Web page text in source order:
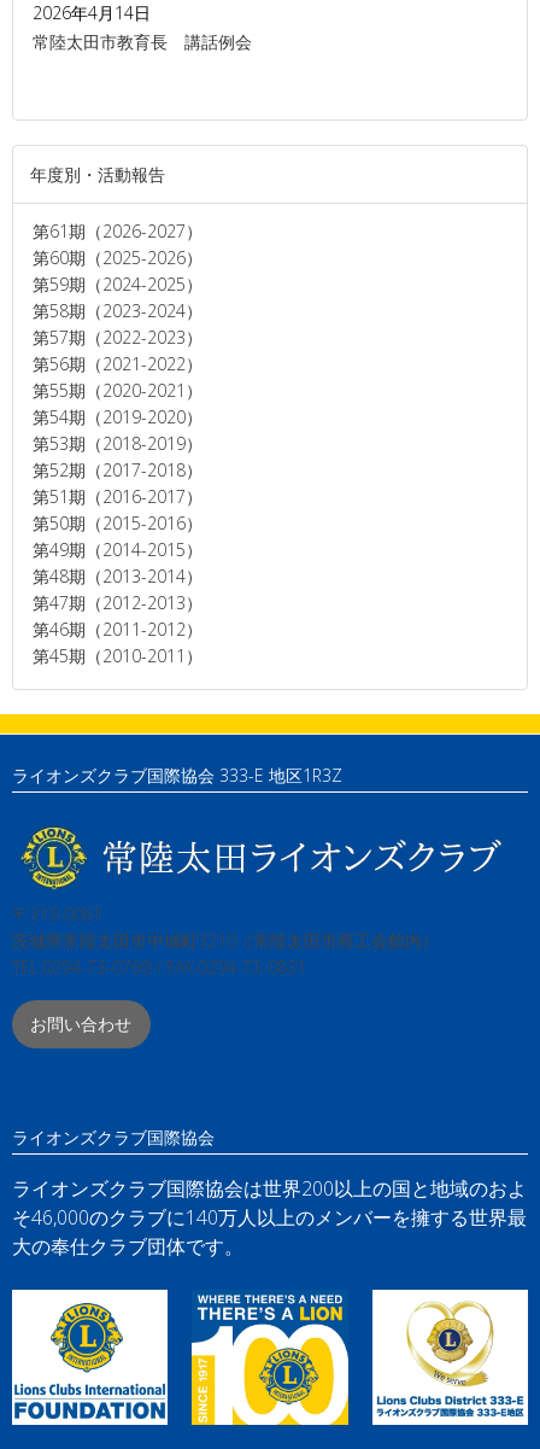
2026年4月14日
常陸太田市教育長 講話例会
年度別・活動報告
第61期（2026-2027）
第60期（2025-2026）
第59期（2024-2025）
第58期（2023-2024）
第57期（2022-2023）
第56期（2021-2022）
第55期（2020-2021）
第54期（2019-2020）
第53期（2018-2019）
第52期（2017-2018）
第51期（2016-2017）
第50期（2015-2016）
第49期（2014-2015）
第48期（2013-2014）
第47期（2012-2013）
第46期（2011-2012）
第45期（2010-2011）
ライオンズクラブ国際協会 333-E 地区1R3Z
〒313-0061
茨城県常陸太田市中城町3210（常陸太田市商工会館内）
TEL:0294-73-0769 / FAX:0294-73-0831
お問い合わせ
ライオンズクラブ国際協会
ライオンズクラブ国際協会は世界200以上の国と地域のおよ
そ46,000のクラブに140万人以上のメンバーを擁する世界最
大の奉仕クラブ団体です。